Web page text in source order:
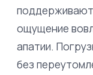
ощущение
апатии.
без